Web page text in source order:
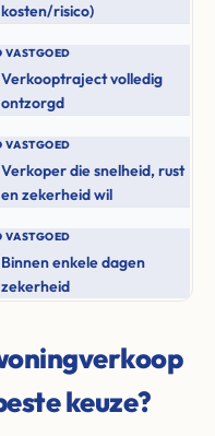
kosten/risico)
VASTGOED
Verkooptraject volledig
ontzorgd
VASTGOED
Verkoper die snelheid, rust
en zekerheid wil
VASTGOED
Binnen enkele dagen
zekerheid
keuze?